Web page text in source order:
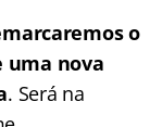
o
uma nova
. Será na